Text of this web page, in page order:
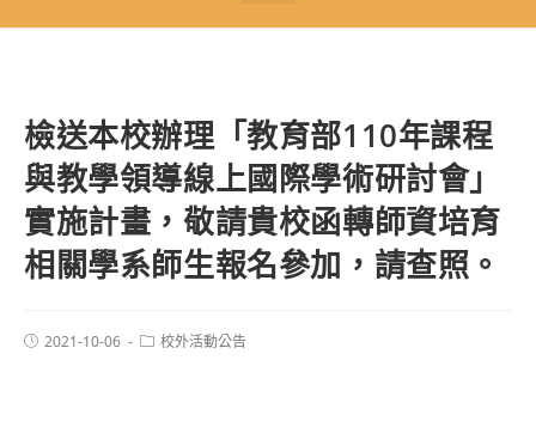
檢送本校辦理「教育部110年課程
與教學領導線上國際學術研討會」
實施計畫，敬請貴校函轉師資培育
相關學系師生報名參加，請查照。
2021-10-06 校外活動公告